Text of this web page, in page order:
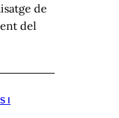
de
del
I